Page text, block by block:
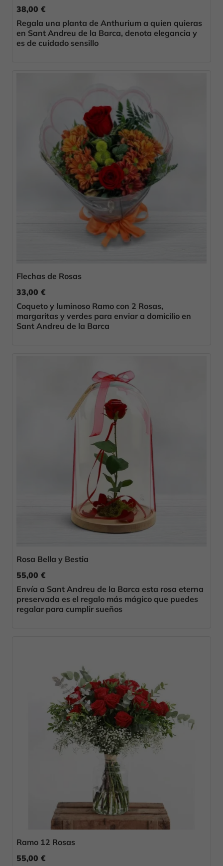
38,00 €
Regala una planta de Anthurium a quien quieras
en Sant Andreu de la Barca, denota elegancia y
es de cuidado sensillo
Flechas de Rosas
33,00 €
Coqueto y luminoso Ramo con 2 Rosas,
margaritas y verdes para enviar a domicilio en
Sant Andreu de la Barca
Rosa Bella y Bestia
55,00 €
Envía a Sant Andreu de la Barca esta rosa eterna
preservada es el regalo más mágico que puedes
regalar para cumplir sueños
Ramo 12 Rosas
55,00 €